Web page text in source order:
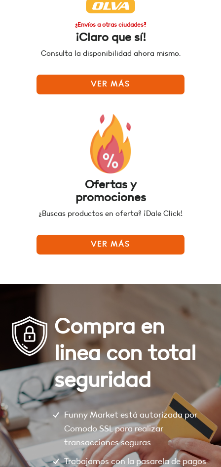
¿Envíos a otras ciudades?
¡Claro que sí!
Consulta la disponibilidad ahora mismo.
VER MÁS
Ofertas y
promociones
¿Buscas productos en oferta? ¡Dale Click!
VER MÁS
Compra en
linea con total
seguridad
Funny Market está autorizada por
Comodo SSL para realizar
transacciones seguras
Trabajamos con la pasarela de pagos